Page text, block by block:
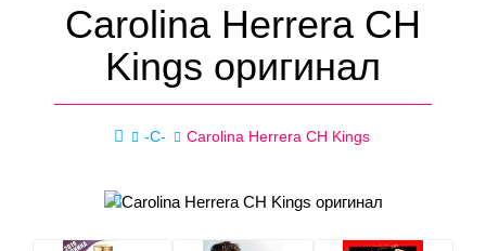
Carolina Herrera CH
Kings оригинал
-C- Carolina Herrera CH Kings